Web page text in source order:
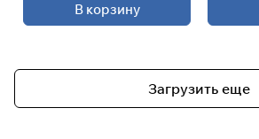
В корзину
Загрузить еще